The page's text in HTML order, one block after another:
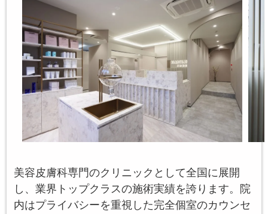
美容皮膚科専門のクリニックとして全国に展開
し、業界トップクラスの施術実績を誇ります。院
内はプライバシーを重視した完全個室のカウンセ